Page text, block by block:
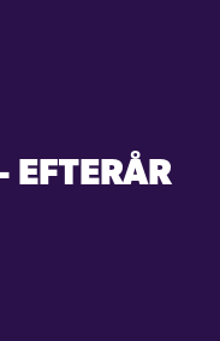
EFTERÅR